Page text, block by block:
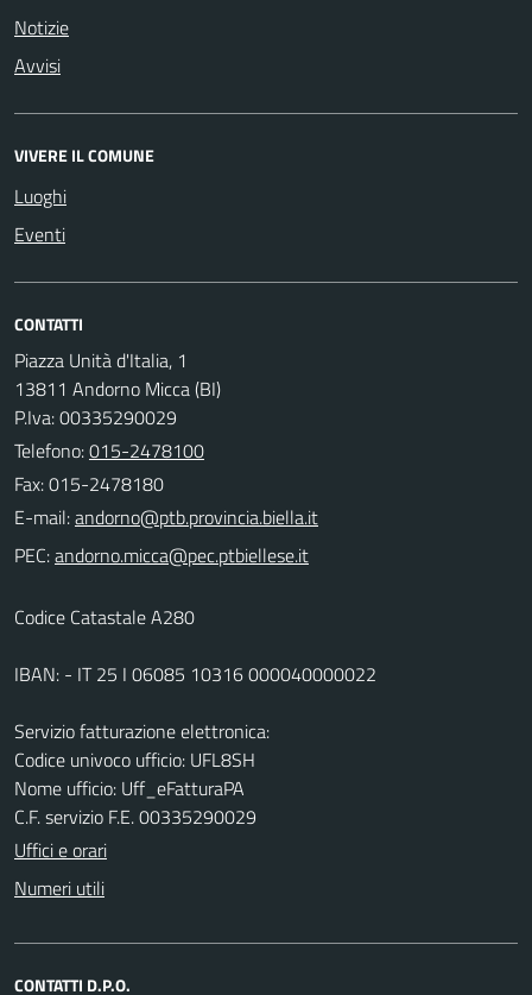
Notizie
Avvisi
VIVERE IL COMUNE
Luoghi
Eventi
CONTATTI
Piazza Unità d'Italia, 1
13811 Andorno Micca (BI)
P.Iva: 00335290029
Telefono:015-2478100
Fax: 015-2478180
E-mail:
PEC:
Codice Catastale A280
IBAN: - IT 25 I 06085 10316 000040000022
Servizio fatturazione elettronica:
Codice univoco ufficio: UFL8SH
Nome ufficio: Uff_eFatturaPA
C.F. servizio F.E. 00335290029
Uffici e orari
Numeri utili
CONTATTI D.P.O.